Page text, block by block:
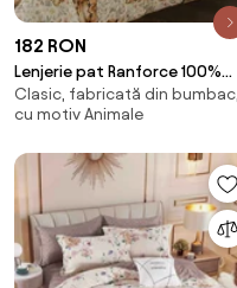
182 RON
Lenjerie pat Ranforce 100%
Cotton Pro (RCP80)
Clasic, fabricată din bumbac,
cu motiv Animale